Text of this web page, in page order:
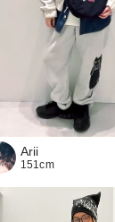
Arii
151cm